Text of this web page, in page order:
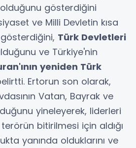
gösterdiğini
ve Milli Devletin kısa
Türk Devletleri
ve Türkiye'nin
yeniden Türk
Ertorun son olarak,
Vatan, Bayrak ve
yineleyerek, liderleri
bitirilmesi için aldığı
yanında olduklarını ve